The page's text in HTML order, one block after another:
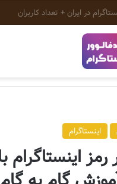
معرفی بهترین ابزارهای رشد
اینستاگرام
اینستاگرام